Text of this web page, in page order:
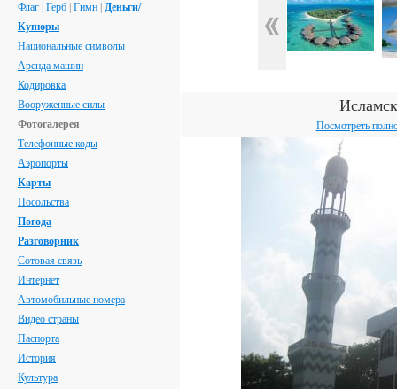
Флаг Герб Гимн Деньги/
Купюры
Национальные символы
Аренда машин
Кодировка
Вооруженные силы
Фотогалерея
Телефонные коды
Аэропорты
Карты
Посольства
Погода
Разговорник
Сотовая связь
Интернет
Автомобильные номера
Видео страны
Паспорта
История
Культура
Посмотреть